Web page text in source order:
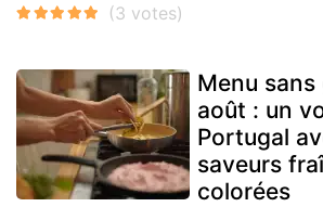
Menu
août : un
Portugal
saveurs
colorées